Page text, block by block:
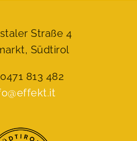
Straße 4
Südtirol
813 482